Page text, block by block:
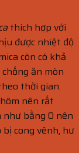
thích hợp với
được nhiệt độ
còn có khả
ăn mòn
thời gian.
nên rất
như bằng 0 nên
cong vênh, hư